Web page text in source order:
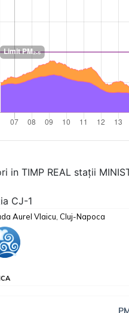
in TIMP REAL stații
CJ-1